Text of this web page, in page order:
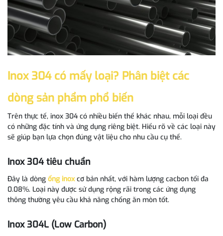
Inox 304 có mấy loại? Phân biệt các
dòng sản phẩm phổ biến
Trên thực tế, inox 304 có nhiều biến thể khác nhau, mỗi loại đều
có những đặc tính và ứng dụng riêng biệt. Hiểu rõ về các loại này
sẽ giúp bạn lựa chọn đúng vật liệu cho nhu cầu cụ thể.
Inox 304 tiêu chuẩn
Đây là dòng ống inoxcơ bản nhất, với hàm lượng cacbon tối đa
0.08%. Loại này được sử dụng rộng rãi trong các ứng dụng
thông thường yêu cầu khả năng chống ăn mòn tốt.
Inox 304L (Low Carbon)